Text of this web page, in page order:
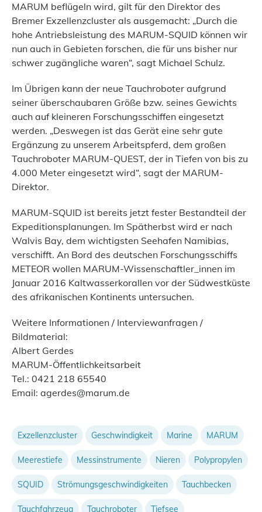
MARUM beflügeln wird, gilt für den Direktor des
Bremer Exzellenzcluster als ausgemacht: „Durch die
hohe Antriebsleistung des MARUM-SQUID können wir
nun auch in Gebieten forschen, die für uns bisher nur
schwer zugängliche waren“, sagt Michael Schulz.
Im Übrigen kann der neue Tauchroboter aufgrund
seiner überschaubaren Größe bzw. seines Gewichts
auch auf kleineren Forschungsschiffen eingesetzt
werden. „Deswegen ist das Gerät eine sehr gute
Ergänzung zu unserem Arbeitspferd, dem großen
Tauchroboter MARUM-QUEST, der in Tiefen von bis zu
4.000 Meter eingesetzt wird“, sagt der MARUM-
Direktor.
MARUM-SQUID ist bereits jetzt fester Bestandteil der
Expeditionsplanungen. Im Spätherbst wird er nach
Walvis Bay, dem wichtigsten Seehafen Namibias,
verschifft. An Bord des deutschen Forschungsschiffs
METEOR wollen MARUM-Wissenschaftler_innen im
Januar 2016 Kaltwasserkorallen vor der Südwestküste
des afrikanischen Kontinents untersuchen.
Weitere Informationen / Interviewanfragen /
Bildmaterial:
Albert Gerdes
MARUM-Öffentlichkeitsarbeit
Tel.: 0421 218 65540
Email: agerdes@marum.de
Exzellenzcluster Geschwindigkeit Marine MARUM
Meerestiefe Messinstrumente Nieren Polypropylen
SQUID Strömungsgeschwindigkeiten Tauchbecken
Tauchfahrzeug Tauchroboter Tiefsee